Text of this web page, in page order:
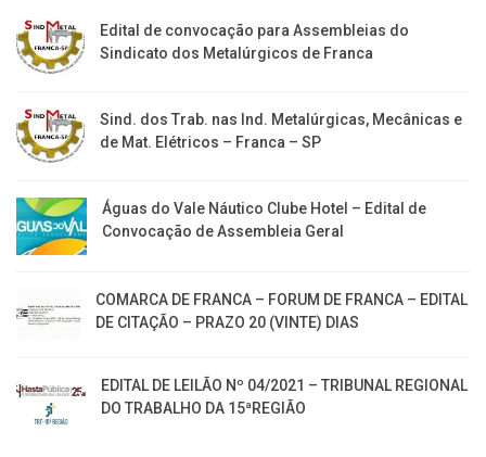
Edital de convocação para Assembleias do
Sindicato dos Metalúrgicos de Franca
Sind. dos Trab. nas Ind. Metalúrgicas, Mecânicas e
de Mat. Elétricos – Franca – SP
Águas do Vale Náutico Clube Hotel – Edital de
Convocação de Assembleia Geral
COMARCA DE FRANCA – FORUM DE FRANCA – EDITAL
DE CITAÇÃO – PRAZO 20 (VINTE) DIAS
EDITAL DE LEILÃO Nº 04/2021 – TRIBUNAL REGIONAL
DO TRABALHO DA 15ªREGIÃO